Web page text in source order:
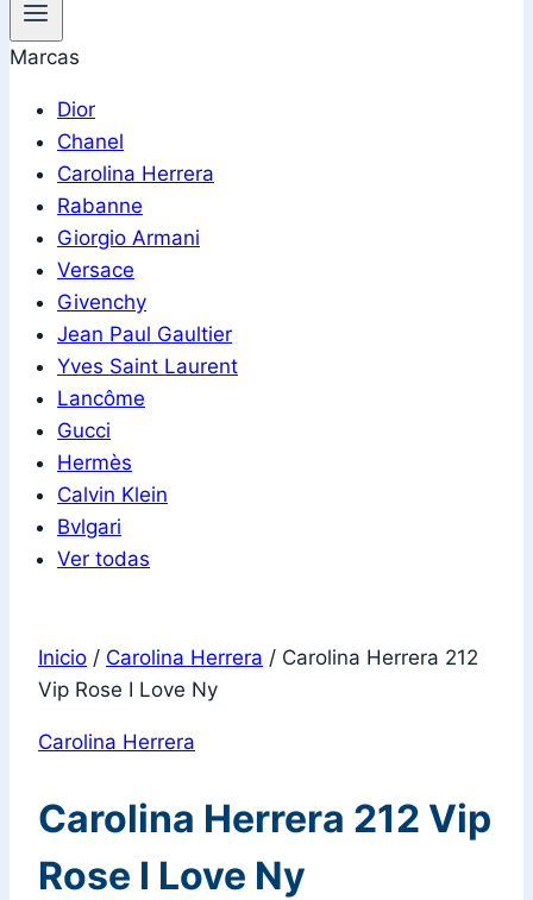
Marcas
Dior
Chanel
Carolina Herrera
Rabanne
Giorgio Armani
Versace
Givenchy
Jean Paul Gaultier
Yves Saint Laurent
Lancôme
Gucci
Hermès
Calvin Klein
Bvlgari
Ver todas
Inicio / Carolina Herrera / Carolina Herrera 212
Vip Rose I Love Ny
Carolina Herrera
Carolina Herrera 212 Vip
Rose I Love Ny